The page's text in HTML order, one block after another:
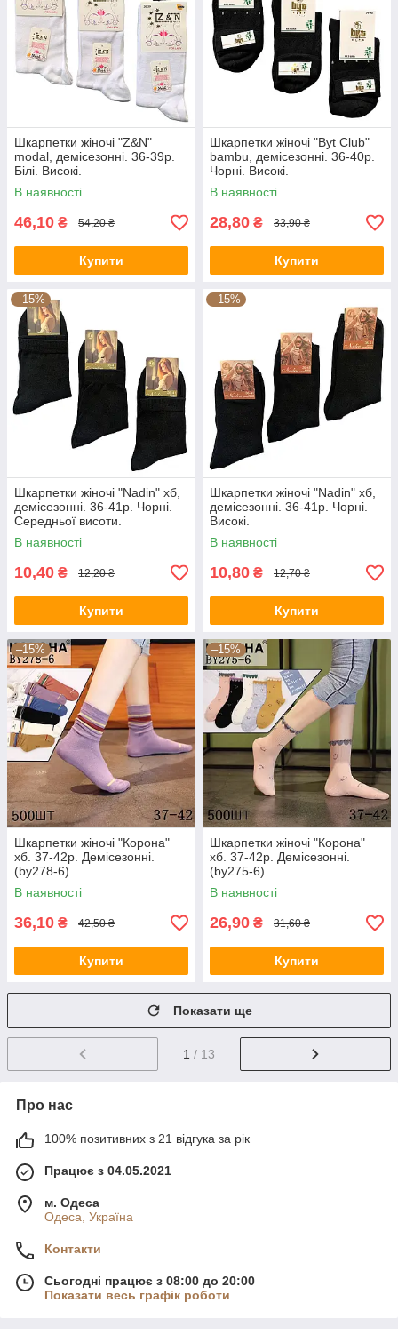
Шкарпетки жіночі "Z&N"
modal, демісезонні. 36-39р.
Білі. Високі.
В наявності
46,10 ₴ 54,20 ₴
Купити
Шкарпетки жіночі "Byt Club"
bambu, демісезонні. 36-40р.
Чорні. Високі.
В наявності
28,80 ₴ 33,90 ₴
Купити
–15%
Шкарпетки жіночі "Nadin" хб,
демісезонні. 36-41р. Чорні.
Середньої висоти.
В наявності
10,40 ₴ 12,20 ₴
Купити
–15%
Шкарпетки жіночі "Nadin" хб,
демісезонні. 36-41р. Чорні.
Високі.
В наявності
10,80 ₴ 12,70 ₴
Купити
–15%
Шкарпетки жіночі "Корона"
хб. 37-42р. Демісезонні.
(by278-6)
В наявності
36,10 ₴ 42,50 ₴
Купити
–15%
Шкарпетки жіночі "Корона"
хб. 37-42р. Демісезонні.
(by275-6)
В наявності
26,90 ₴ 31,60 ₴
Купити
Показати ще
1 / 13
Про нас
100% позитивних з 21 відгука за рік
Працює з 04.05.2021
м. Одеса
Одеса, Україна
Контакти
Сьогодні працює з 08:00 до 20:00
Показати весь графік роботи